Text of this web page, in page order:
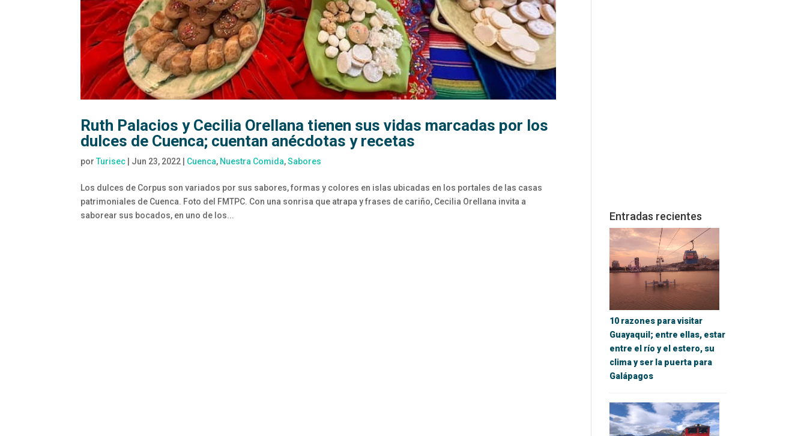
Ruth Palacios y Cecilia Orellana tienen sus vidas marcadas por los
dulces de Cuenca; cuentan anécdotas y recetas
porTurisec Jun 23, 2022 Cuenca, Nuestra Comida,Sabores
Los dulces de Corpus son variados por sus sabores, formas y colores en islas ubicadas en los portales de las casas
patrimoniales de Cuenca. Foto del FMTPC. Con una sonrisa que atrapa y frases de cariño, Cecilia Orellana invita a
saborear sus bocados, en uno de los...
Entradas recientes
10 razones para visitar
Guayaquil; entre ellas, estar
entre el río y el estero, su
clima y ser la puerta para
Galápagos